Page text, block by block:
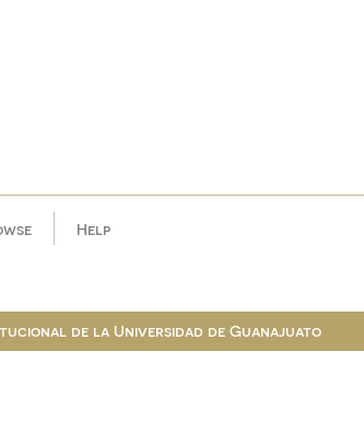
Help
de la Universidad de Guanajuato